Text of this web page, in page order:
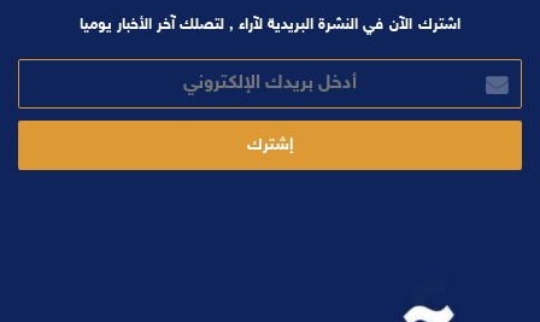
اشترك الآن في النشرة البريدية لآراء , لتصلك آخر الأخبار يوميا
بريدك
الإلكتروني